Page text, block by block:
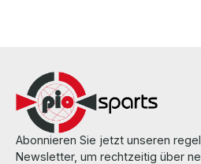
Abonnieren Sie jetzt unseren
Newsletter, um rechtzeitig über